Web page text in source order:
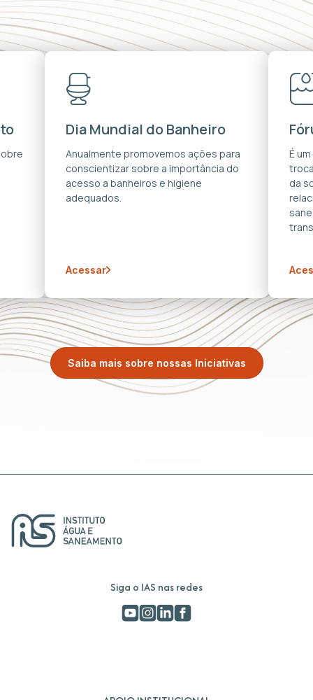
Dia Mundial do Banheiro
Anualmente promovemos ações para
conscientizar sobre a importância do
acesso a banheiros e higiene
adequados.
Acessar
É
da
Saiba mais sobre nossas Iniciativas
Siga o IAS nas redes